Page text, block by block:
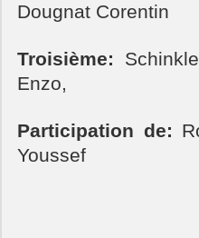
Dougnat Corentin
Troisième:
Enzo,
Participation de:
Youssef